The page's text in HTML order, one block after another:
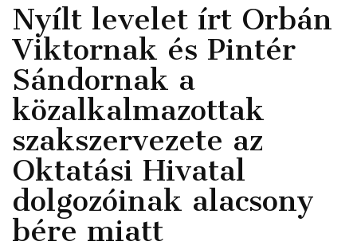
Nyílt levelet írt Orbán
Viktornak és Pintér
Sándornak a
közalkalmazottak
szakszervezete az
Oktatási Hivatal
dolgozóinak alacsony
bére miatt